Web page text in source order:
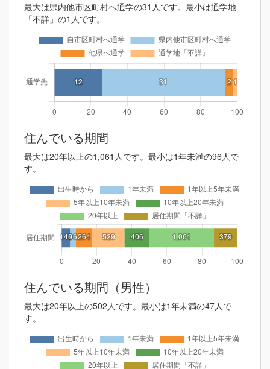
最大は県内他市区町村へ通学の31人です。最小は通学地
「不詳」の1人です。
住んでいる期間
最大は20年以上の1,061人です。最小は1年未満の96人で
す。
住んでいる期間（男性）
最大は20年以上の502人です。最小は1年未満の47人で
す。